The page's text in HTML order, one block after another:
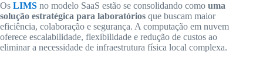
Os LIMS no modelo SaaS estão se consolidando como uma
solução estratégica para laboratórios que buscam maior
eficiência, colaboração e segurança. A computação em nuvem
oferece escalabilidade, flexibilidade e redução de custos ao
eliminar a necessidade de infraestrutura física local complexa.